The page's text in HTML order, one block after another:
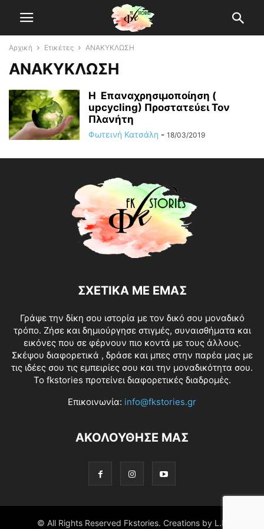
Αρχική Ετικέτες ΑΝΑΚΥΚΛΩΣΗ
ΑΝΑΚΥΚΛΩΣΗ
Η Επαναχρησιμοποίηση (
upcycling) Προστατεύει Τον
Πλανήτη
Φωτεινή Κατσάλη - 18/03/2019
ΣΧΕΤΙΚΑ ΜΕ ΕΜΑΣ
Γράψε την δίκη σου ιστορία με τον δικό σου μοναδικό
τρόπο. Ζήσε και δημιούργησε στιγμές, συναισθήματα και
εικόνες που σε φέρνουν πιο κοντά με τους άλλους.
Σκέψου διαφορετικά , δράσε και μπες στην παρέα μας με
τις ιδέες σου τις εμπειρίες σου και την μοναδικότητα σου.
Το fkstories προτείνει διαφορετικές διαδρομές.
Επικοινωνία: info@fkstories.gr
ΑΚΟΛΟΥΘΗΣΕ ΜΑΣ
© All Rights Reserved Fkstories. Creations by L.K